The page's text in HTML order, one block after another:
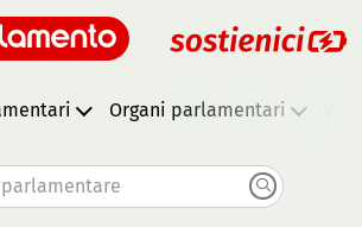
Organi parlamentari
parlamentare